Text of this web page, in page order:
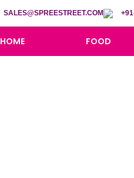
SALES@SPREESTREET.COM
HOME FOOD